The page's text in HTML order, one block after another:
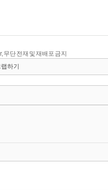
단 전재 및 재배포 금지
하기